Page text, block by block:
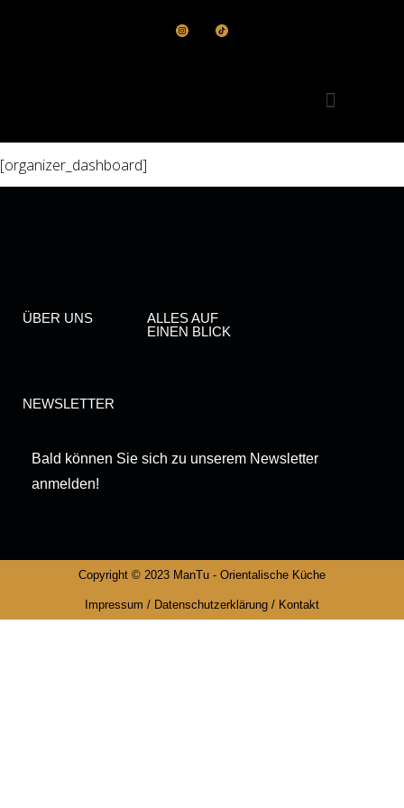
[organizer_dashboard]
ÜBER UNS
ALLES AUF
EINEN BLICK
NEWSLETTER
Bald können Sie sich zu unserem Newsletter
anmelden!
Copyright © 2023 ManTu - Orientalische Küche
Impressum / Datenschutzerklärung / Kontakt